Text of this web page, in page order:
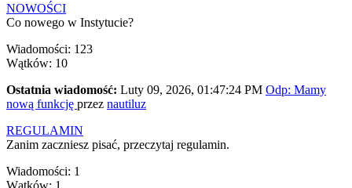
NOWOŚCI
Co nowego w Instytucie?
Wiadomości: 123
Wątków: 10
Ostatnia wiadomość: Luty 09, 2026, 01:47:24 PM Odp: Mamy
nową funkcję przez nautiluz
REGULAMIN
Zanim zaczniesz pisać, przeczytaj regulamin.
Wiadomości: 1
Wątków: 1